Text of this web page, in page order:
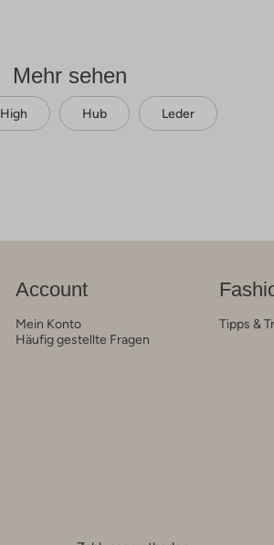
Mehr sehen
Hub Leder
Account
Mein Konto
Häufig gestellte Fragen
Tipps &